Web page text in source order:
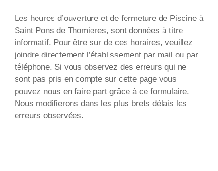
Les heures d’ouverture et de fermeture de Piscine à
Saint Pons de Thomieres, sont données à titre
informatif. Pour être sur de ces horaires, veuillez
joindre directement l’établissement par mail ou par
téléphone. Si vous observez des erreurs qui ne
sont pas pris en compte sur cette page vous
pouvez nous en faire part grâce à ce formulaire.
Nous modifierons dans les plus brefs délais les
erreurs observées.